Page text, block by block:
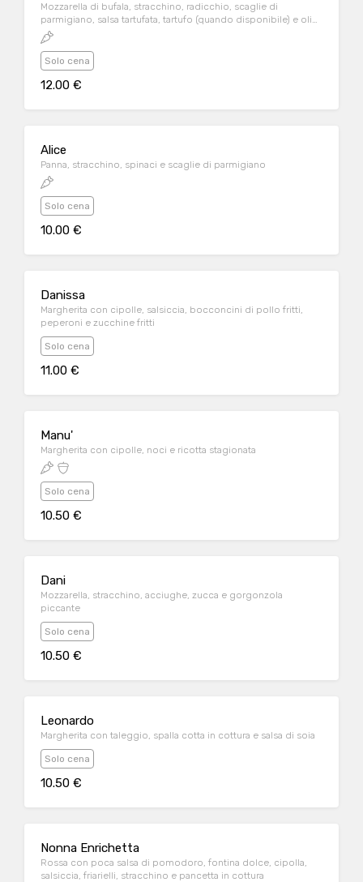
Mozzarella di bufala, stracchino, radicchio, scaglie di
parmigiano, salsa tartufata, tartufo (quando disponibile) e olio
tartufato
Solo cena
12.00 €
Alice
Panna, stracchino, spinaci e scaglie di parmigiano
Solo cena
10.00 €
Danissa
Margherita con cipolle, salsiccia, bocconcini di pollo fritti,
peperoni e zucchine fritti
Solo cena
11.00 €
Manu'
Margherita con cipolle, noci e ricotta stagionata
Solo cena
10.50 €
Dani
Mozzarella, stracchino, acciughe, zucca e gorgonzola
piccante
Solo cena
10.50 €
Leonardo
Margherita con taleggio, spalla cotta in cottura e salsa di soia
Solo cena
10.50 €
Nonna Enrichetta
Rossa con poca salsa di pomodoro, fontina dolce, cipolla,
salsiccia, friarielli, stracchino e pancetta in cottura